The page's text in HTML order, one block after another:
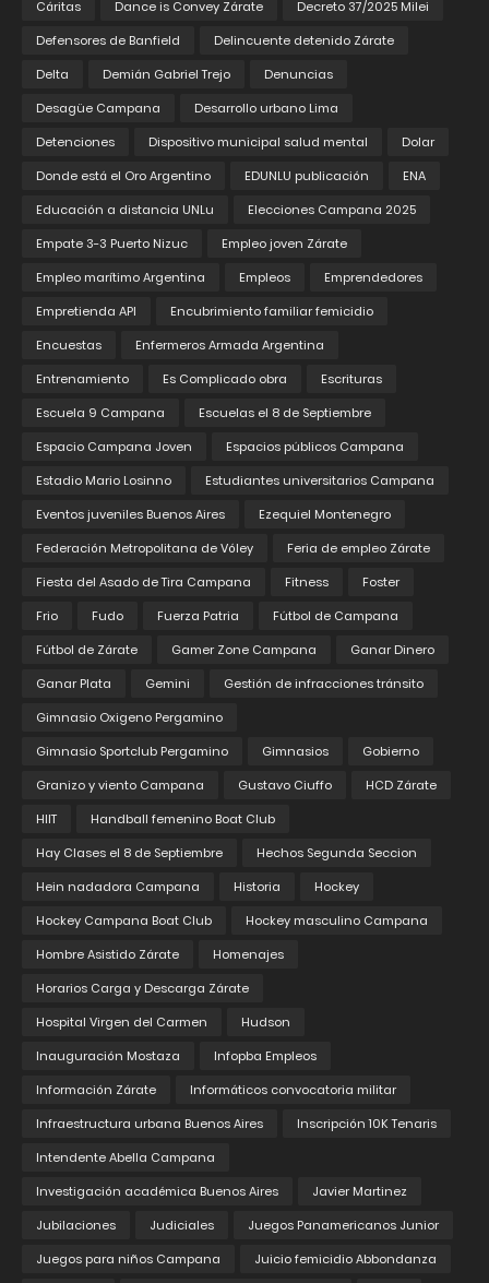
Cáritas Dance is Convey Zárate
Decreto 37/2025 Milei
Defensores de Banfield
Delincuente detenido Zárate
Delta
Demián Gabriel Trejo
Denuncias
Desagüe Campana
Desarrollo urbano Lima
Detenciones
Dispositivo municipal salud mental
Dolar
Donde está el Oro Argentino
EDUNLU publicación
ENA
Educación a distancia UNLu
Elecciones Campana 2025
Empate 3-3 Puerto Nizuc
Empleo joven Zárate
Empleo marítimo Argentina
Empleos
Emprendedores
Empretienda API
Encubrimiento familiar femicidio
Encuestas
Enfermeros Armada Argentina
Entrenamiento
Es Complicado obra
Escrituras
Escuela 9 Campana
Escuelas el 8 de Septiembre
Espacio Campana Joven
Espacios públicos Campana
Estadio Mario Losinno
Estudiantes universitarios Campana
Eventos juveniles Buenos Aires
Ezequiel Montenegro
Federación Metropolitana de Vóley
Feria de empleo Zárate
Fiesta del Asado de Tira Campana
Fitness
Foster
Frio
Fudo Fuerza Patria
Fútbol de Campana
Fútbol de Zárate
Gamer Zone Campana
Ganar Dinero
Ganar Plata
Gemini
Gestión de infracciones tránsito
Gimnasio Oxigeno Pergamino
Gimnasio Sportclub Pergamino
Gimnasios
Gobierno
Granizo y viento Campana
Gustavo Ciuffo
HCD Zárate
HIIT
Handball femenino Boat Club
Hay Clases el 8 de Septiembre
Hechos Segunda Seccion
Hein nadadora Campana
Historia
Hockey
Hockey Campana Boat Club
Hockey masculino Campana
Hombre Asistido Zárate
Homenajes
Horarios Carga y Descarga Zárate
Hospital Virgen del Carmen
Hudson
Inauguración Mostaza
Infopba Empleos
Información Zárate
Informáticos convocatoria militar
Infraestructura urbana Buenos Aires
Inscripción 10K Tenaris
Intendente Abella Campana
Investigación académica Buenos Aires
Javier Martinez
Jubilaciones
Judiciales
Juegos Panamericanos Junior
Juegos para niños Campana
Juicio femicidio Abbondanza